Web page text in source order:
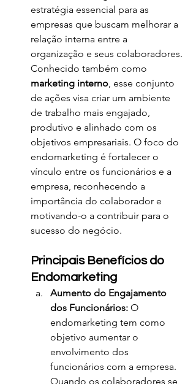
estratégia essencial para as
empresas que buscam melhorar a
relação interna entre a
organização e seus colaboradores.
Conhecido também como
marketing interno, esse conjunto
de ações visa criar um ambiente
de trabalho mais engajado,
produtivo e alinhado com os
objetivos empresariais. O foco do
endomarketing é fortalecer o
vínculo entre os funcionários e a
empresa, reconhecendo a
importância do colaborador e
motivando-o a contribuir para o
sucesso do negócio.
Principais Benefícios do
Endomarketing
Aumento do Engajamento
dos Funcionários: O
endomarketing tem como
objetivo aumentar o
envolvimento dos
funcionários com a empresa.
Quando os colaboradores se